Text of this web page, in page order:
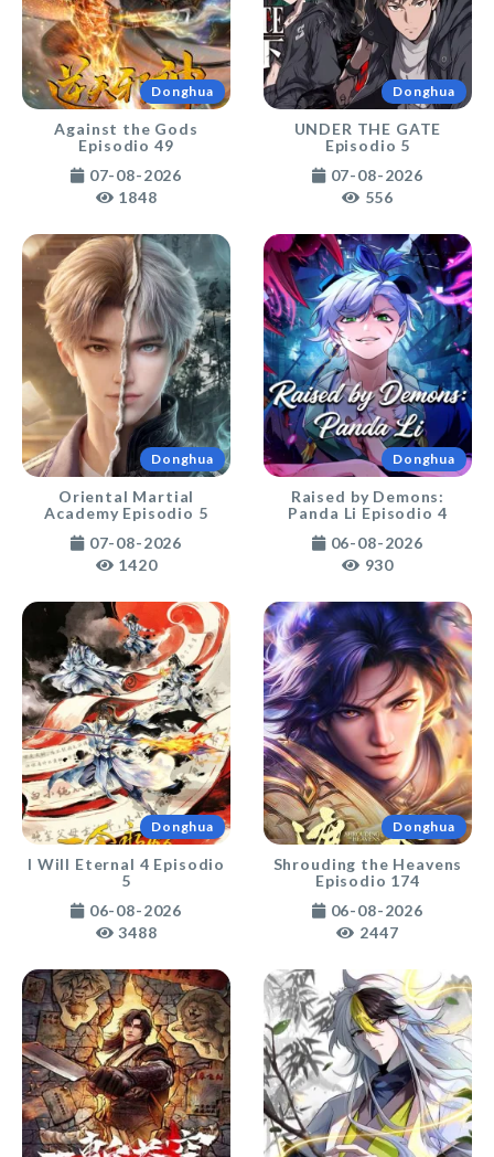
Donghua
Against the Gods
Episodio 49
07-08-2026
1848
Donghua
UNDER THE GATE
Episodio 5
07-08-2026
556
Donghua
Oriental Martial
Academy Episodio 5
07-08-2026
1420
Donghua
Raised by Demons:
Panda Li Episodio 4
06-08-2026
930
Donghua
I Will Eternal 4 Episodio
5
06-08-2026
3488
Donghua
Shrouding the Heavens
Episodio 174
06-08-2026
2447